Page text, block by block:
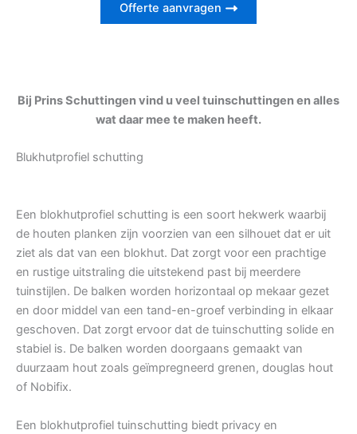
Offerte aanvragen
Bij Prins Schuttingen vind u veel tuinschuttingen en alles
wat daar mee te maken heeft.
Blukhutprofiel schutting
Een blokhutprofiel schutting is een soort hekwerk waarbij
de houten planken zijn voorzien van een silhouet dat er uit
ziet als dat van een blokhut. Dat zorgt voor een prachtige
en rustige uitstraling die uitstekend past bij meerdere
tuinstijlen. De balken worden horizontaal op mekaar gezet
en door middel van een tand-en-groef verbinding in elkaar
geschoven. Dat zorgt ervoor dat de tuinschutting solide en
stabiel is. De balken worden doorgaans gemaakt van
duurzaam hout zoals geïmpregneerd grenen, douglas hout
of Nobifix.
Een blokhutprofiel tuinschutting biedt privacy en